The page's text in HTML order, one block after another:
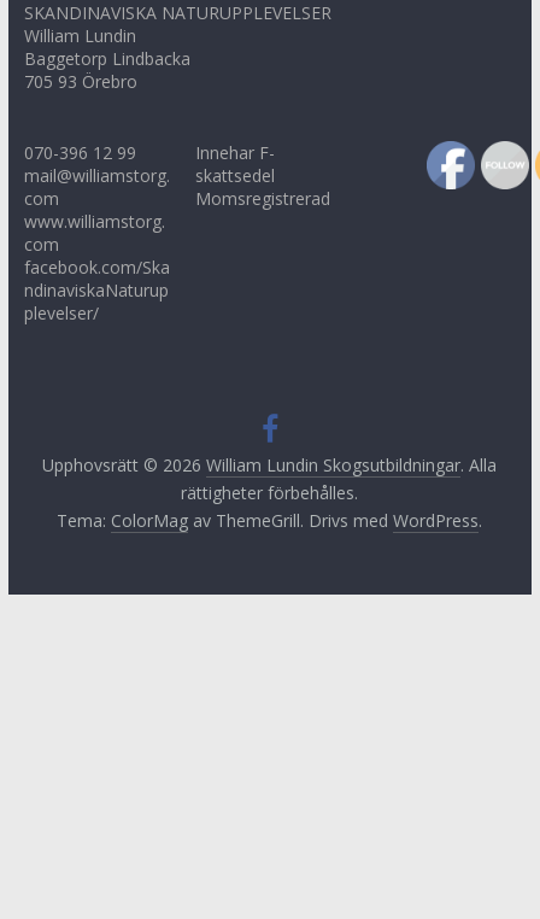
SKANDINAVISKA NATURUPPLEVELSER
William Lundin
Baggetorp Lindbacka
705 93 Örebro
070-396 12 99
mail@williamstorg.
com
www.williamstorg.
com
facebook.com/Ska
ndinaviskaNaturup
plevelser/
Innehar F-
skattsedel
Momsregistrerad
Upphovsrätt © 2026William Lundin Skogsutbildningar. Alla
rättigheter förbehålles.
Tema: ColorMag av ThemeGrill. Drivs medWordPress.